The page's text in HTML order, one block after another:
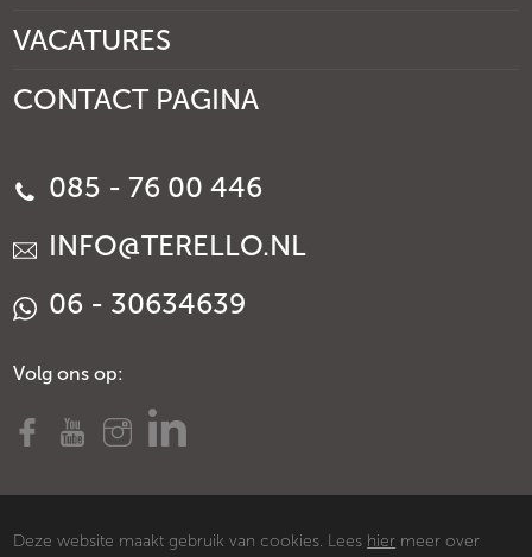
VACATURES
CONTACT PAGINA
085 - 76 00 446
INFO@TERELLO.NL
06 - 30634639
Volg ons op:
Deze website maakt gebruik van cookies. Lees hier meer over